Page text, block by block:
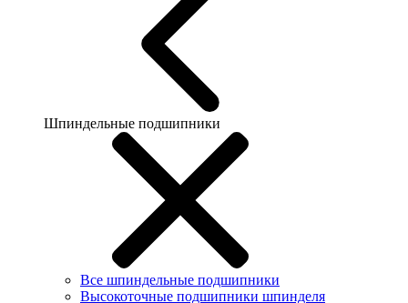
Шпиндельные подшипники
Все шпиндельные подшипники
Высокоточные подшипники шпинделя